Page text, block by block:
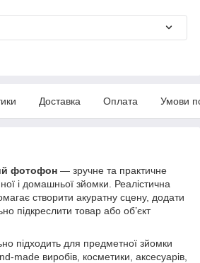
Доставка Оплата Умови
фотофон — зручне та практичне
і домашньої зйомки. Реалістична
створити акуратну сцену, додати
підкреслити товар або об’єкт
підходить для предметної зйомки
made виробів, косметики, аксесуарів,